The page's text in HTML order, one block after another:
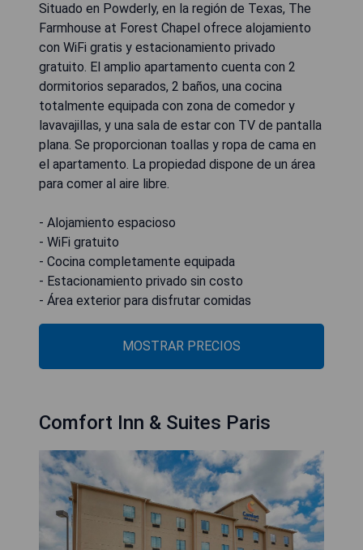
Situado en Powderly, en la región de Texas, The
Farmhouse at Forest Chapel ofrece alojamiento
con WiFi gratis y estacionamiento privado
gratuito. El amplio apartamento cuenta con 2
dormitorios separados, 2 baños, una cocina
totalmente equipada con zona de comedor y
lavavajillas, y una sala de estar con TV de pantalla
plana. Se proporcionan toallas y ropa de cama en
el apartamento. La propiedad dispone de un área
para comer al aire libre.
- Alojamiento espacioso
- WiFi gratuito
- Cocina completamente equipada
- Estacionamiento privado sin costo
- Área exterior para disfrutar comidas
MOSTRAR PRECIOS
Comfort Inn & Suites Paris